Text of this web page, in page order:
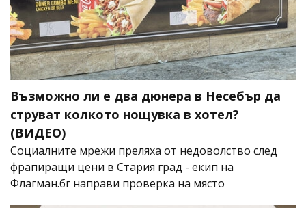
Възможно ли е два дюнера в Несебър да
струват колкото нощувка в хотел?
(ВИДЕО)
Социалните мрежи преляха от недоволство след
фрапиращи цени в Стария град - екип на
Флагман.бг направи проверка на място